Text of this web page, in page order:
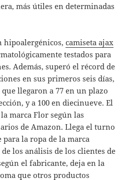
más útiles en determinadas
hipoalergénicos,camiseta ajax
testados para
Además, superó el récord de
en sus primeros seis días,
llegaron a 77 en un plazo
y a 100 en diecinueve. El
marca Flor según las
de Amazon. Llega el turno
la ropa de la marca
los análisis de los clientes de
el fabricante, deja en la
que otros productos